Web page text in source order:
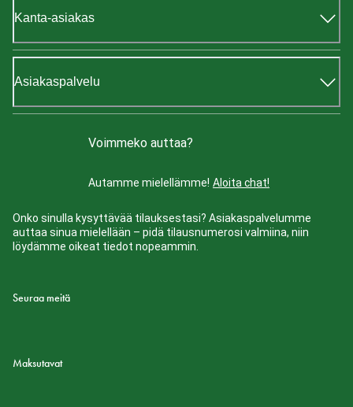
Kanta-asiakas
Asiakaspalvelu
Voimmeko auttaa?
Autamme mielellämme! Aloita chat!
Onko sinulla kysyttävää tilauksestasi? Asiakaspalvelumme
auttaa sinua mielellään – pidä tilausnumerosi valmiina, niin
löydämme oikeat tiedot nopeammin.
Seuraa meitä
Maksutavat